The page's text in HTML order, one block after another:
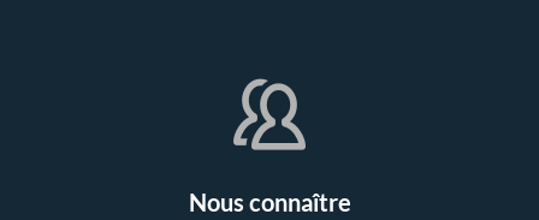
Nous connaître